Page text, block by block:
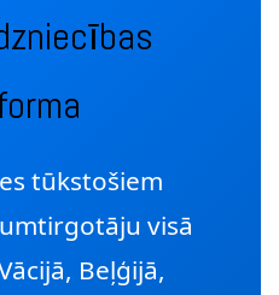
tūkstošiem
visā
Beļģijā,